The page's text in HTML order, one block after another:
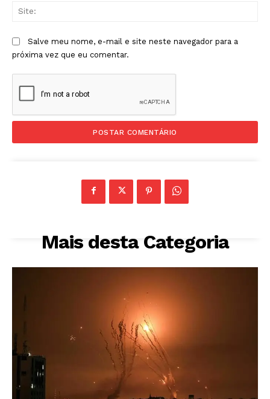
Salve meu nome, e-mail e site neste navegador para a
próxima vez que eu comentar.
Mais desta Categoria